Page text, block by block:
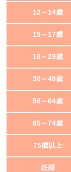
12～14歳
15～17歳
18～29歳
30～49歳
50～64歳
65～74歳
75歳以上
妊婦